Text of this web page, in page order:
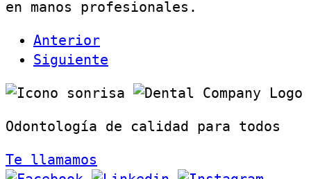
en manos profesionales.
Anterior
Siguiente
Odontología de calidad para todos
Te llamamos